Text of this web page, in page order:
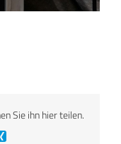
Sie ihn hier teilen.
Xing